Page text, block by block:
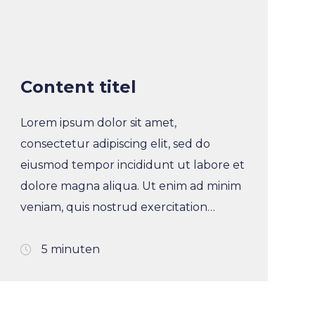
Content titel
Lorem ipsum dolor sit amet,
consectetur adipiscing elit, sed do
eiusmod tempor incididunt ut labore et
dolore magna aliqua. Ut enim ad minim
veniam, quis nostrud exercitation
commodo consequat. Duis aute irure
5 minuten